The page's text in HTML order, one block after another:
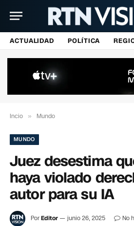
ACTUALIDAD POLÍTICA
Incio » Mundo
MUNDO
Juez desestima
haya violado
autor para su IA
PorEditor junio 26, 2025
No